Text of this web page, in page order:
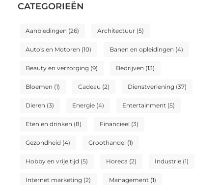
CATEGORIEËN
Aanbiedingen (26) Architectuur(5)
Auto's en Motoren (10) Banen en opleidingen (4)
Beauty en verzorging (9) Bedrijven (13)
Bloemen (1) Cadeau (2) Dienstverlening (37)
Dieren (3) Energie(4) Entertainment (5)
Eten en drinken (8) Financieel (3)
Gezondheid (4) Groothandel (1)
Hobby en vrije tijd (5) Horeca (2) Industrie(1)
Internet marketing (2) Management (1)